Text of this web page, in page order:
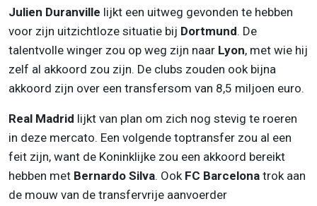
Julien Duranville lijkt een uitweg gevonden te hebben
voor zijn uitzichtloze situatie bij Dortmund. De
talentvolle winger zou op weg zijn naar Lyon, met wie hij
zelf al akkoord zou zijn. De clubs zouden ook bijna
akkoord zijn over een transfersom van 8,5 miljoen euro.
Real Madrid lijkt van plan om zich nog stevig te roeren
in deze mercato. Een volgende toptransfer zou al een
feit zijn, want de Koninklijke zou een akkoord bereikt
hebben met Bernardo Silva. Ook FC Barcelona trok aan
de mouw van de transfervrije aanvoerder